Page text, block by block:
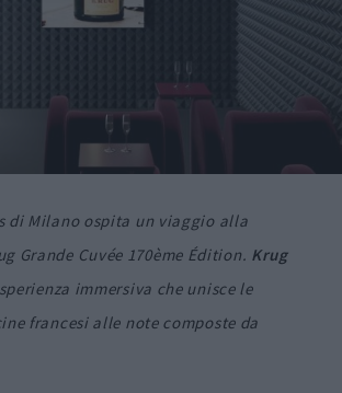
di Milano ospita un viaggio alla
Grande Cuvée 170ème Édition. Krug
immersiva che unisce le
francesi alle note composte da